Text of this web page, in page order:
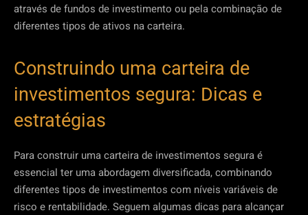
através de fundos de investimento ou pela combinação de
diferentes tipos de ativos na carteira.
Construindo uma carteira de
investimentos segura: Dicas e
estratégias
Para construir uma carteira de investimentos segura é
essencial ter uma abordagem diversificada, combinando
diferentes tipos de investimentos com níveis variáveis de
risco e rentabilidade. Seguem algumas dicas para alcançar